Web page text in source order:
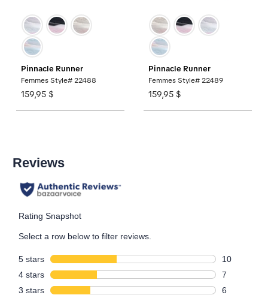
Pinnacle Runner
Femmes Style# 22488
159,95 $
Pinnacle Runner
Femmes Style# 22489
159,95 $